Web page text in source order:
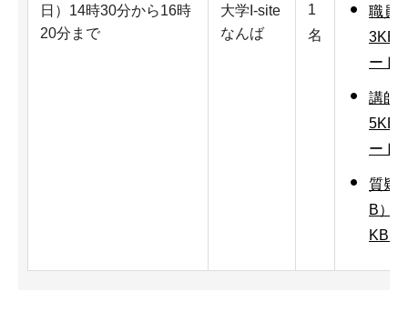
日）14時30分から16時
20分まで
大学I-site
なんば
1
名
職員
3KB
ード
講師
5KB
ード
質疑
B）
KB）